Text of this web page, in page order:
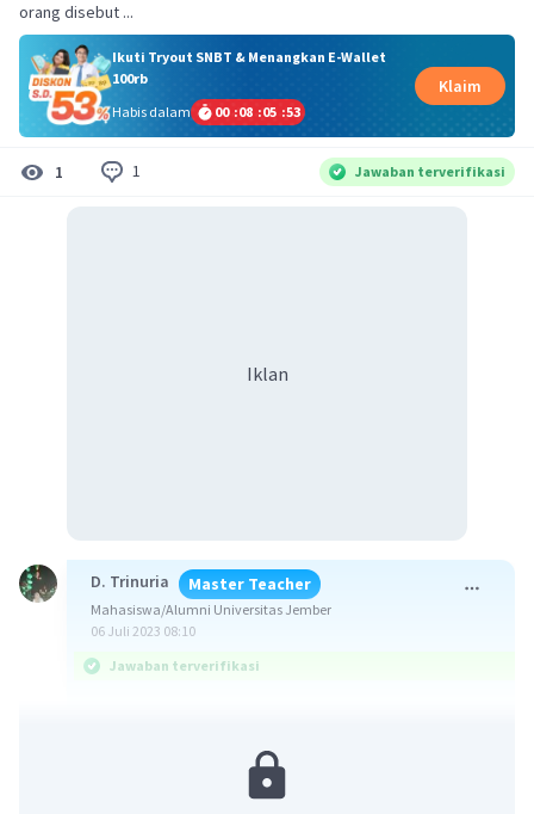
orang disebut ...
Ikuti Tryout SNBT & Menangkan E-Wallet
100rb
Habis dalam
00 :08 :05 :52
Klaim
1 1 Jawaban terverifikasi
Iklan
D. Trinuria Master Teacher
Mahasiswa/Alumni Universitas Jember
06 Juli 2023 08:10
Jawaban terverifikasi
Sejarah merupakan dimasa lampau yang